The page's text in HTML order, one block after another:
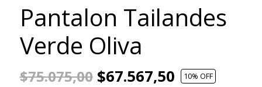
Pantalon Tailandes
Verde Oliva
$75.075,00$67.567,50 10% OFF